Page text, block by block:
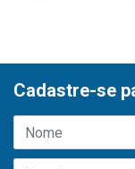
Cadastre-se